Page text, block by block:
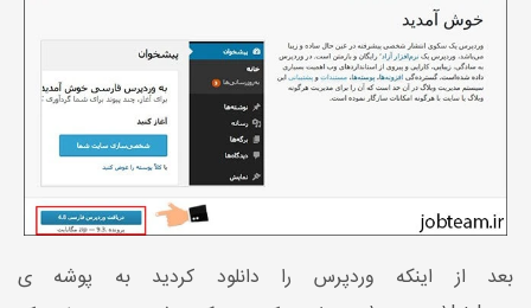
بعد از اینکه وردپرس را دانلود کردید به پوشه ی